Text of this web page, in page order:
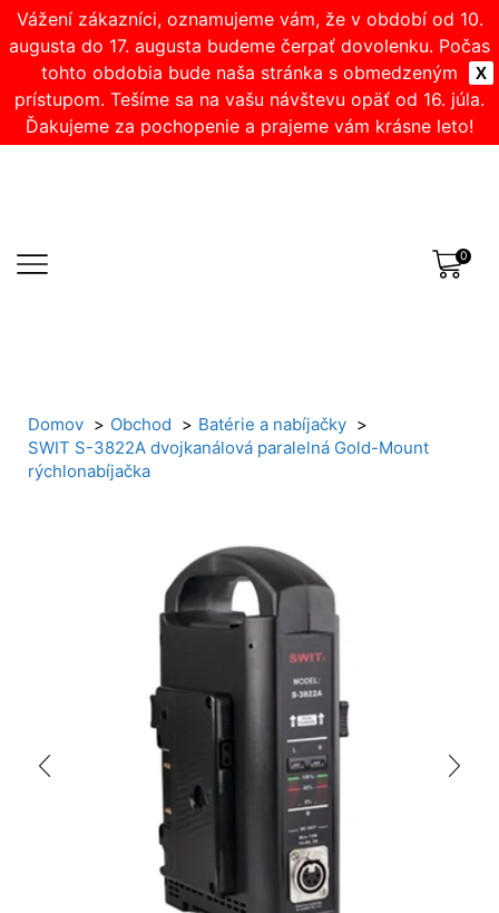
X
Vážení zákazníci, oznamujeme vám, že v období od 10.
augusta do 17. augusta budeme čerpať dovolenku. Počas
tohto obdobia bude naša stránka s obmedzeným
prístupom. Tešíme sa na vašu návštevu opäť od 16. júla.
Ďakujeme za pochopenie a prajeme vám krásne leto!
0
Domov Obchod
Batérie a nabíjačky
SWIT S-3822A dvojkanálová paralelná Gold-Mount
rýchlonabíjačka